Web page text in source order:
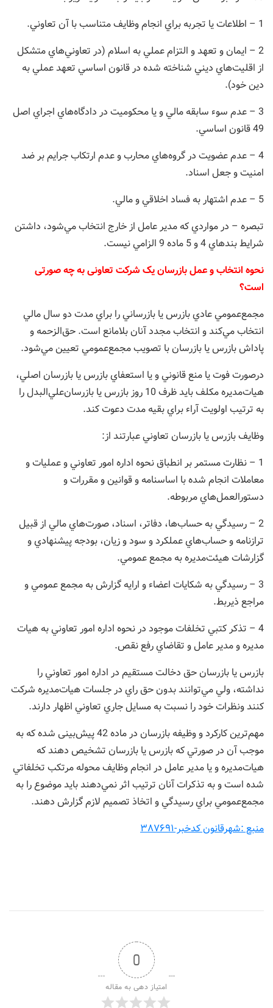
1 – اطلاعات يا تجربه براي انجام وظايف متناسب با آن تعاوني.
2 – ايمان و تعهد و التزام عملي به اسلام (‌در تعاوني‌هاي متشكل
از اقليت‌هاي ديني شناخته شده در قانون اساسي تعهد عملي به
دين خود).
3 – عدم سوء سابقه مالي و يا محكوميت در دادگاه‌هاي اجراي اصل
49 قانون اساسي.
4 – عدم عضويت در گروه‌هاي محارب و عدم ارتكاب جرایم بر ضد
امنيت و جعل اسناد.
5 – عدم اشتهار به فساد اخلاقي و مالي.
‌تبصره – در مواردي كه مدير عامل از خارج انتخاب مي‌شود، داشتن
شرايط بندهاي 4 و 5 ماده 9 الزامي نيست.
‌نحوه انتخاب و عمل بازرسان یک شرکت تعاونی به چه صورتی
است؟
مجمع‌عمومي عادي بازرس يا بازرساني را براي مدت دو سال مالي
انتخاب مي‌كند و انتخاب مجدد آنان بلامانع است. حق‌الزحمه و
پاداش بازرس يا بازرسان با تصويب مجمع‌عمومي تعيين مي‌شود.
درصورت فوت يا منع قانوني و يا استعفاي بازرس يا بازرسان اصلي،
هيات‌مديره مكلف باید ظرف 10 روز بازرس يا بازرسان‌علي‌البدل را
به ترتيب اولويت آراء براي بقيه مدت دعوت کند.
‌وظايف بازرس يا بازرسان تعاوني عبارتند از:
1 – نظارت مستمر بر انطباق نحوه اداره امور تعاوني و عمليات و
معاملات انجام شده با اساسنامه و قوانين و مقررات و
دستورالعمل‌هاي مربوطه.
2 – رسيدگي به حساب‌ها، دفاتر، اسناد، صورت‌هاي مالي از قبيل
ترازنامه و حساب‌هاي عملكرد و سود و زيان، بودجه پيشنهادي و
گزارشات هيئت‌مديره به مجمع عمومي.
3 – رسيدگي به شكايات اعضاء و ارایه گزارش به مجمع عمومي و
مراجع ذيربط.
4 – تذكر كتبي تخلفات موجود در نحوه اداره امور تعاوني به هيات
مديره و مدير عامل و تقاضاي رفع نقص.
بازرس يا بازرسان حق دخالت مستقيم در اداره امور تعاوني را
نداشته، ولي مي‌توانند بدون حق راي در جلسات هيات‌مديره شركت
كنند و‌نظرات خود را نسبت به مسایل جاري تعاوني اظهار دارند.
‌مهم‌ترین کارکرد و وظیفه بازرسان در ماده 42 پیش‌بینی شده که به
موجب آن در صورتي كه بازرس يا بازرسان تشخيص دهند كه
هيات‌مديره و يا مدير عامل در انجام وظايف محوله مرتكب تخلفاتي
شده است و ‌به تذكرات آنان ترتيب اثر نمي‌دهند بايد موضوع را به
مجمع‌عمومي براي رسيدگي و اتخاذ تصميم لازم گزارش دهند.
منبع :شهرقانون کدخبر-۳۸۷۶۹۱
0
امتیاز دهی به مقاله